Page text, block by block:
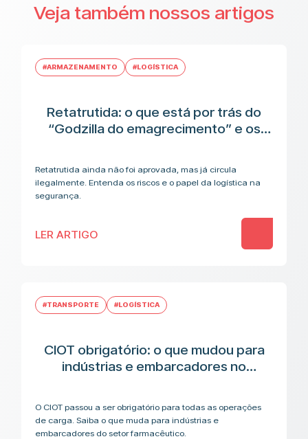
Veja também nossos artigos
#ARMAZENAMENTO #LOGÍSTICA
Retatrutida: o que está por trás do
“Godzilla do emagrecimento” e os
Retatrutida ainda não foi aprovada, mas já circula
ilegalmente. Entenda os riscos e o papel da logística na
segurança.
LER ARTIGO
#TRANSPORTE #LOGÍSTICA
CIOT obrigatório: o que mudou para
indústrias e embarcadores no
O CIOT passou a ser obrigatório para todas as operações
de carga. Saiba o que muda para indústrias e
embarcadores do setor farmacêutico.